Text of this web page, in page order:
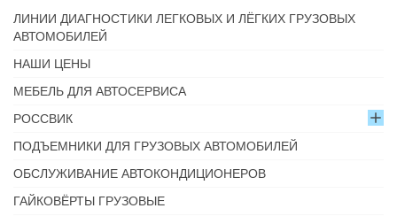
ЛИНИИ ДИАГНОСТИКИ ЛЕГКОВЫХ И ЛЁГКИХ ГРУЗОВЫХ
АВТОМОБИЛЕЙ
НАШИ ЦЕНЫ
МЕБЕЛЬ ДЛЯ АВТОСЕРВИСА
РОССВИК
ПОДЪЕМНИКИ ДЛЯ ГРУЗОВЫХ АВТОМОБИЛЕЙ
ОБСЛУЖИВАНИЕ АВТОКОНДИЦИОНЕРОВ
ГАЙКОВЁРТЫ ГРУЗОВЫЕ